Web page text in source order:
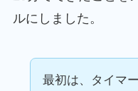
ルにしました。
最初は、タイマ